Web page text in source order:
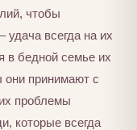
чтобы
удача всегда на их
в бедной семье их
принимают с
проблемы
которые всегда